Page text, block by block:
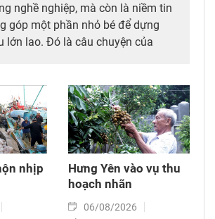
nghề nghiệp, mà còn là niềm tin
góp một phần nhỏ bé để dựng
lớn lao. Đó là câu chuyện của
nhịp
Hưng Yên vào vụ thu
hoạch nhãn
06/08/2026